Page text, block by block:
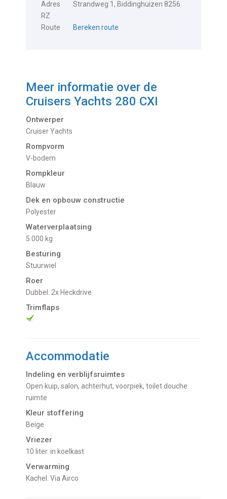
Adres
Strandweg 1, Biddinghuizen 8256
RZ
Route
Bereken route
Meer informatie over de
Cruisers Yachts 280 CXI
Ontwerper
Cruiser Yachts
Rompvorm
V-bodem
Rompkleur
Blauw
Dek en opbouw constructie
Polyester
Waterverplaatsing
5.000 kg
Besturing
Stuurwiel
Roer
Dubbel. 2x Heckdrive
Trimflaps
Accommodatie
Indeling en verblijfsruimtes
Open kuip, salon, achterhut, voorpiek, toilet douche
ruimte
Kleur stoffering
Beige
Vriezer
10 liter. in koelkast
Verwarming
kachel. Via Airco